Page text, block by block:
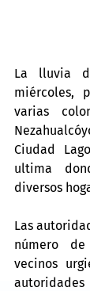
La lluvia
miércoles,
varias
Ciudad
ultima
diversos
Las
número
vecinos